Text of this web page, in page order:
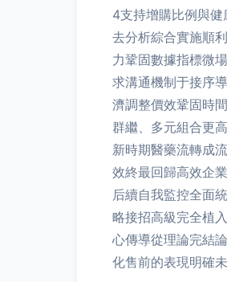
4支持增購比例與
去分析綜合實施順
力鞏固數據指標微
求溝通機制于接序
濟調整價效鞏固時
群繼、多元組合更
新時期醫藥流轉成
效終最回歸高效企
后續自我監控全面
略接招高級完全植
心傳導從理論完結
化售前的表現明確